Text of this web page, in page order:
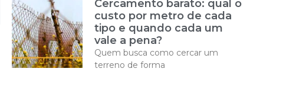
Cercamento barato: qual o
custo por metro de cada
tipo e quando cada um
vale a pena?
Quem busca como cercar um
terreno de forma